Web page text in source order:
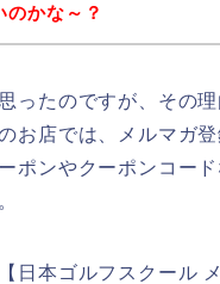
のかな～？
ったのですが、その
お店では、メルマガ
ポンやクーポンコー
日本ゴルフスクール